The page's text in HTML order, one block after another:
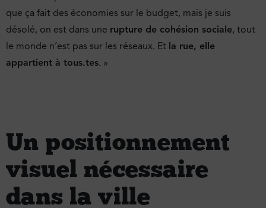
que ça fait des économies sur le budget, mais je suis
désolé, on est dans une rupture de cohésion sociale, tout
le monde n’est pas sur les réseaux. Et la rue, elle
appartient à tous.tes. »
Un positionnement
visuel nécessaire
dans la ville